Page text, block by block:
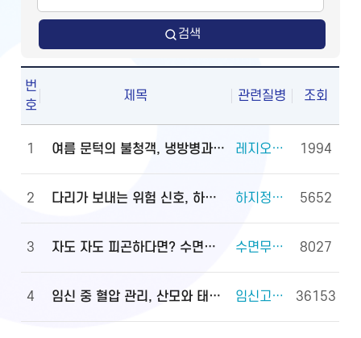
검색
번
호
제목 관련질병 조회
1 여름 문턱의 불청객, 냉방병과 기립저혈압 관리법 레지오넬라증 외 2건 1994
2 다리가 보내는 위험 신호, 하지정맥류 하지정맥류 외 3건 5652
3 자도 자도 피곤하다면? 수면무호흡증 진단·관리법 수면무호흡증 외 2건 8027
4 임신 중 혈압 관리, 산모와 태아를 지키는 첫걸음 임신고혈압과 전자간증(임신중독증) 외 4건 36153